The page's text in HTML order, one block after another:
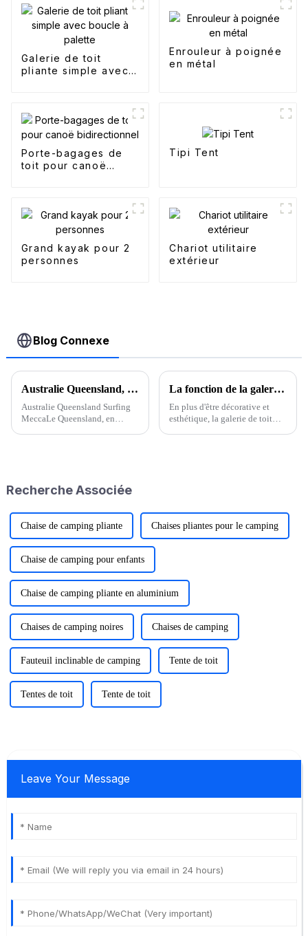
Galerie de toit
pliante simple avec
Enrouleur à poignée
en métal
Porte-bagages de
toit pour canoë
Tipi Tent
Grand kayak pour 2
personnes
Chariot utilitaire
extérieur
Blog Connexe
Australie Queensland, la Mecque du surf
Australie Queensland Surfing
MeccaLe Queensland, en
ne pouvez pas vous tromper
La fonction de la galerie de toit
En plus d'être décorative et
esthétique, la galerie de toit
peut être utilisée pour ranger
des objets qui ne peuvent pas
rentrer dans le coffre à bagages,
Recherche Associée
Chaise de camping pliante Chaises pliantes pour le camping
Chaise de camping pour enfants
Chaise de camping pliante en aluminium
Chaises de camping noires Chaises de camping
Fauteuil inclinable de camping Tente de toit
Tentes de toit Tente de toit
Leave Your Message